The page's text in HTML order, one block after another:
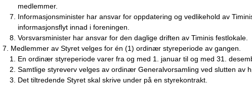
medlemmer.
Informasjonsminister har ansvar for oppdatering og vedlikehold av
informasjonsflyt innad i foreningen.
Vorsvarsminister har ansvar for den daglige driften av Timinis festlokale.
Medlemmer av Styret velges for én (1) ordinær styreperiode av gangen.
En ordinær styreperiode varer fra og med 1. januar til og med 31.
Samtlige styreverv velges av ordinær Generalvorsamling ved slutten av
Det tiltredende Styret skal skrive under på en styrekontrakt.